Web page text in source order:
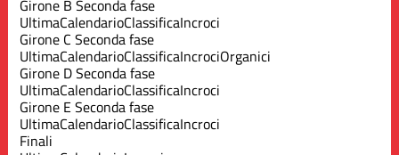
Girone B Seconda fase
UltimaCalendarioClassificaIncroci
Girone C Seconda fase
UltimaCalendarioClassificaIncrociOrganici
Girone D Seconda fase
UltimaCalendarioClassificaIncroci
Girone E Seconda fase
UltimaCalendarioClassificaIncroci
Finali